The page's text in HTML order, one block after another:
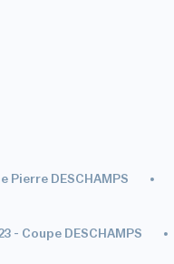
Pierre DESCHAMPS
- Coupe DESCHAMPS